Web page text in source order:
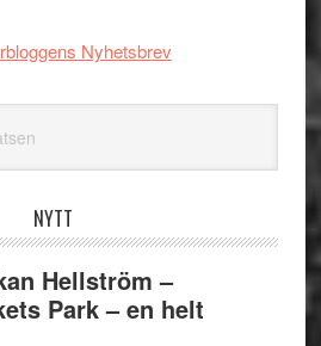
Nyhetsbrev
NYTT
Hellström –
Park – en helt